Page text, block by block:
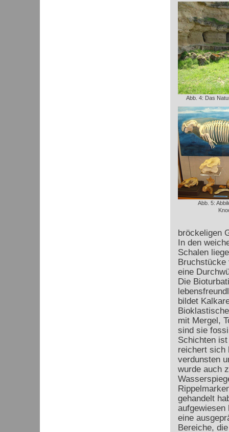
Abb. 4: Das
Abb. 5:
bröckeligen
In den
Schalen
Bruchstücke
eine
Die
bildet
mit Mergel,
sind sie
Schichten
reichert sich
verdunsten
wurde auch
gehandelt
aufgewiesen
eine
Bereiche,